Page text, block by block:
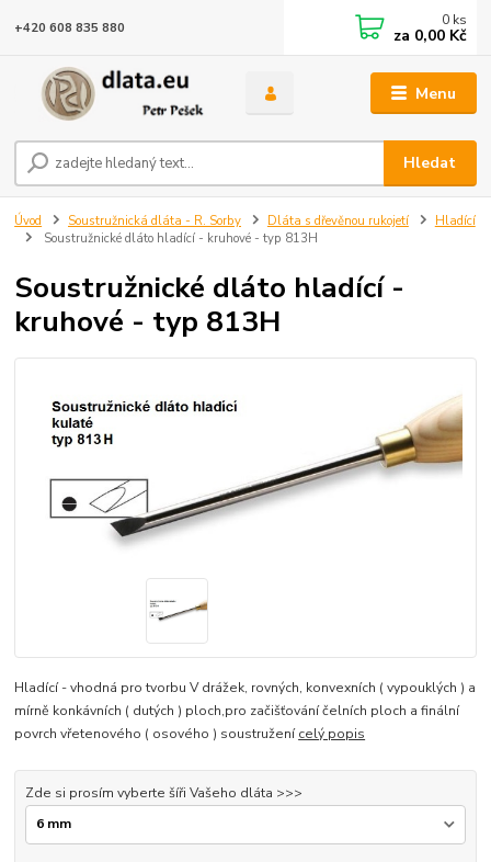
Menu
Hledat
+420 608 835 880 0 ks
za 0,00 Kč
Úvod Soustružnická dláta - R. Sorby Dláta s dřevěnou rukojetí
Hladící
Soustružnické dláto hladící - kruhové - typ 813H
Soustružnické dláto hladící -
kruhové - typ 813H
Hladící - vhodná pro tvorbu V drážek, rovných, konvexních ( vypouklých ) a
mírně konkávních ( dutých ) ploch,pro začišťování čelních ploch a finální
povrch vřetenového ( osového ) soustruženícelý popis
Zde si prosím vyberte šíři Vašeho dláta >>>